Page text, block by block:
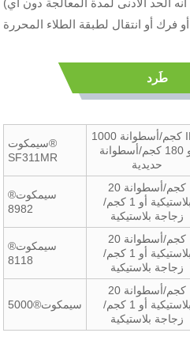
طَرد
سيمكوت®
SF311MR
1000 كجم/أسطوانة IBC
أو 180 كجم/أسطوانة
حديدية
سيمكوت®
8982
20 كجم/أسطوانة
بلاستيكية أو 1 كجم/
زجاجة بلاستيكية
سيمكوت®
8118
20 كجم/أسطوانة
بلاستيكية أو 1 كجم/
زجاجة بلاستيكية
سيمكوت®5000
20 كجم/أسطوانة
بلاستيكية أو 1 كجم/
زجاجة بلاستيكية